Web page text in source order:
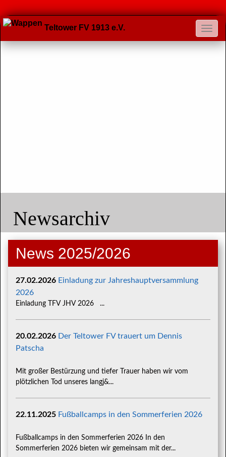
Teltower FV 1913 e.V.
Newsarchiv
News 2025/2026
27.02.2026 Einladung zur Jahreshauptversammlung
2026
Einladung TFV JHV 2026 ...
20.02.2026 Der Teltower FV trauert um Dennis
Patscha
Mit großer Bestürzung und tiefer Trauer haben wir vom
plötzlichen Tod unseres langj&...
22.11.2025 Fußballcamps in den Sommerferien 2026
Fußballcamps in den Sommerferien 2026 In den
Sommerferien 2026 bieten wir gemeinsam mit der...